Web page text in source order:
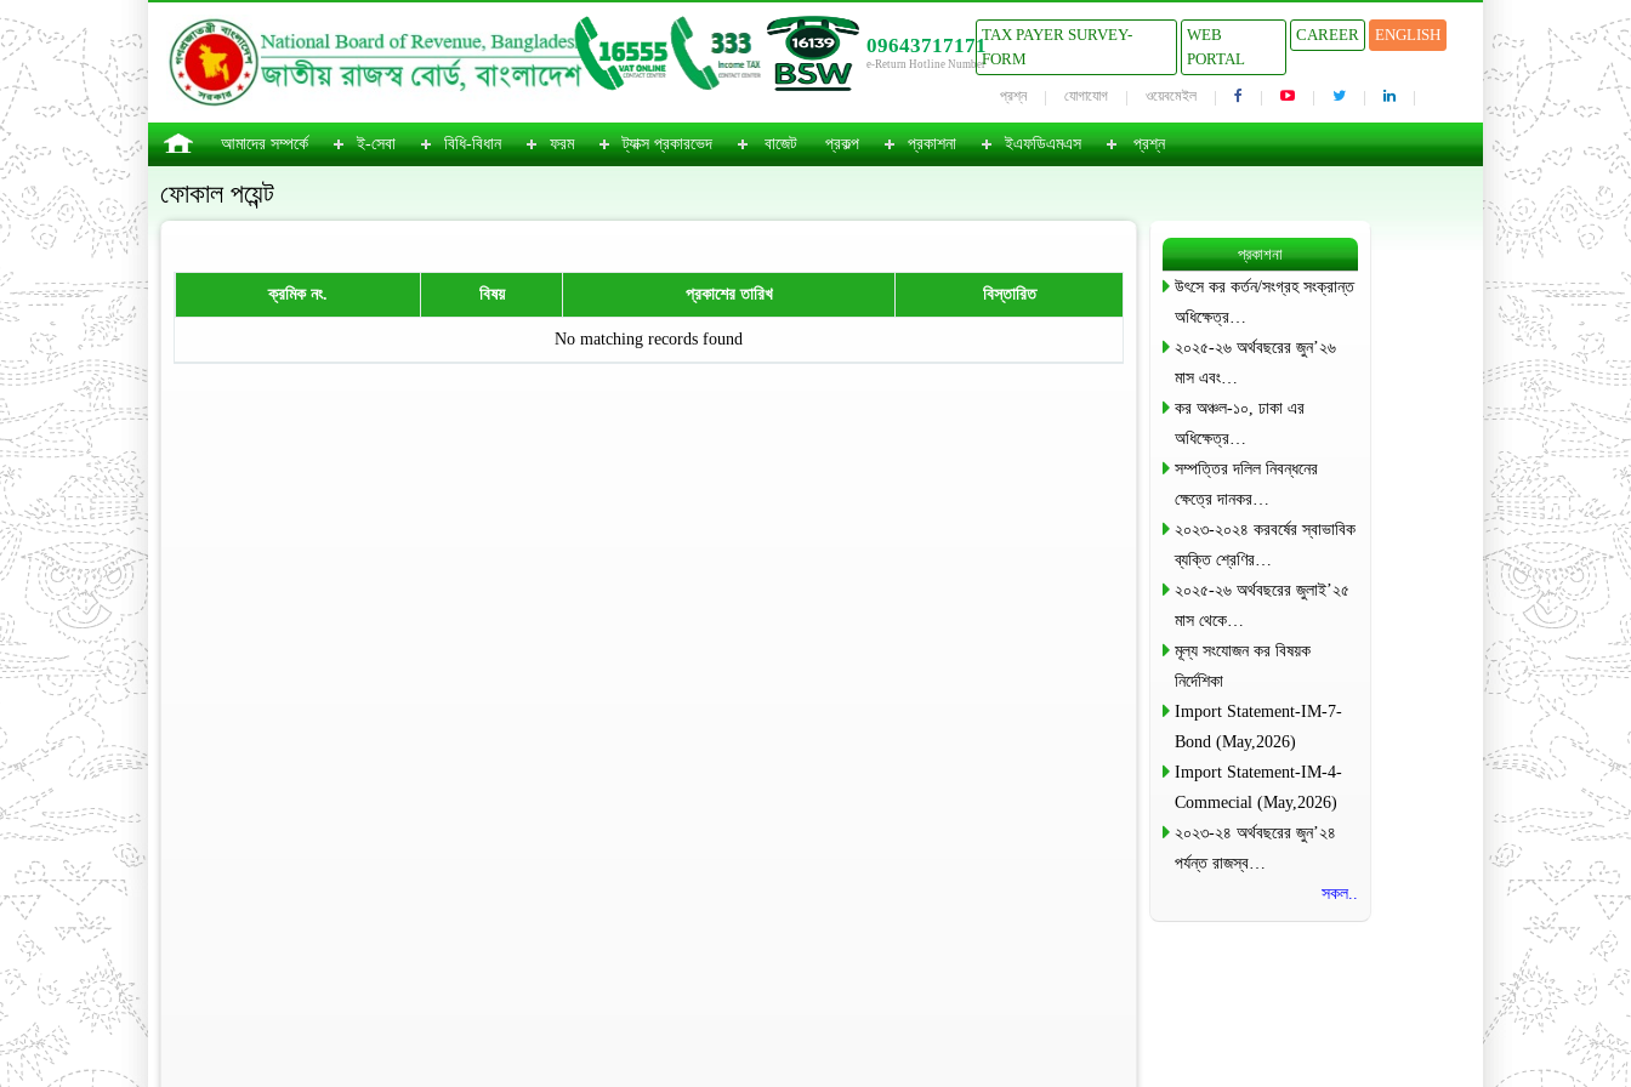
09643717171
e-Return Hotline Number
TAX PAYER SURVEY-
FORM
WEB
PORTAL
CAREER ENGLISH
প্রশ্ন যোগাযোগ ওয়েবমেইল
আমাদের সম্পর্কে ই-সেবা বিধি-বিধান ফরম ট্যাক্স প্রকারভেদ বাজেট প্রকল্প প্রকাশনা ইএফডিএমএস প্রশ্ন
ফোকাল পয়েন্ট
ক্রমিক নং. বিষয় প্রকাশের তারিখ বিস্তারিত
No matching records found
প্রকাশনা
উৎসে কর কর্তন/সংগ্রহ সংক্রান্ত
অধিক্ষেত্র…
২০২৫-২৬ অর্থবছরের জুন’২৬
মাস এবং…
কর অঞ্চল-১০, ঢাকা এর
অধিক্ষেত্র…
সম্পত্তির দলিল নিবন্ধনের
ক্ষেত্রে দানকর…
২০২৩-২০২৪ করবর্ষের স্বাভাবিক
ব্যক্তি শ্রেণির…
২০২৫-২৬ অর্থবছরের জুলাই’২৫
মাস থেকে…
মূল্য সংযোজন কর বিষয়ক
নির্দেশিকা
Import Statement-IM-7-
Bond (May,2026)
Import Statement-IM-4-
Commecial (May,2026)
২০২৩-২৪ অর্থবছরের জুন’২৪
পর্যন্ত রাজস্ব…
সকল..